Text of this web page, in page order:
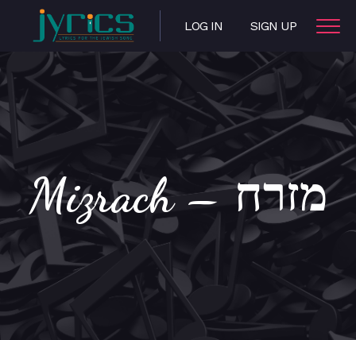
LOG IN SIGN UP
Mizrach – מזרח